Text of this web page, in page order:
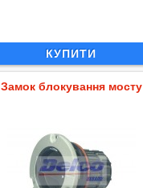
КУПИТИ
Замок блокування мосту